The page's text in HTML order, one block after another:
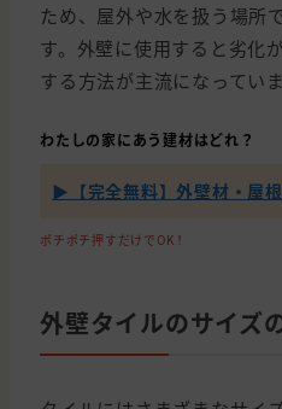
ため、屋外や水を扱う場所
す。外壁に使用すると劣化
する方法が主流になっていま
わたしの家にあう建材はどれ？
▶【完全無料】外壁材・屋
ポチポチ押すだけでOK！
外壁タイルのサイズ